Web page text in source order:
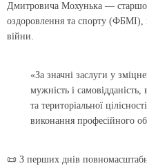
Дмитровича Мохунька —
оздоровлення та спорту (ФБМІ),
війни.
«За значні заслуги у
мужність і самовідданість,
та територіальної
виконання професійного
📜 З перших днів